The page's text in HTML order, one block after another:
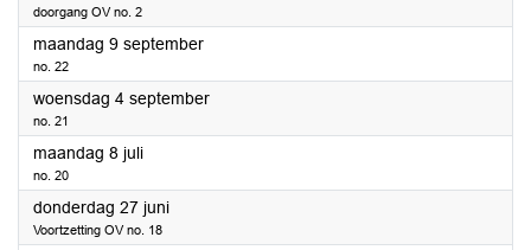
doorgang OV no. 2
maandag 9 september2024
no. 22
woensdag 4 september2024
no. 21
maandag 8 juli2024
no. 20
donderdag 27 juni2024
Voortzetting OV no. 18